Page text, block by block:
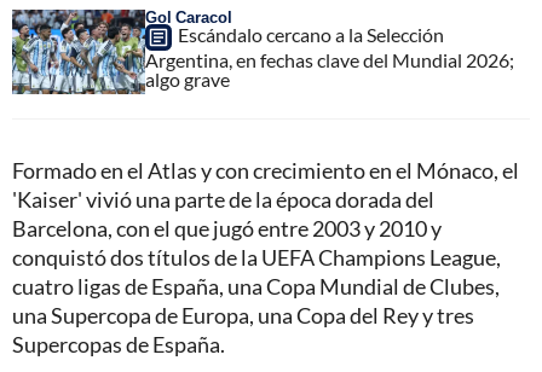
Gol Caracol
Escándalo cercano a la Selección
Argentina, en fechas clave del Mundial 2026;
algo grave
Formado en el Atlas y con crecimiento en el Mónaco, el
'Kaiser' vivió una parte de la época dorada del
Barcelona, con el que jugó entre 2003 y 2010 y
conquistó dos títulos de la UEFA Champions League,
cuatro ligas de España, una Copa Mundial de Clubes,
una Supercopa de Europa, una Copa del Rey y tres
Supercopas de España.